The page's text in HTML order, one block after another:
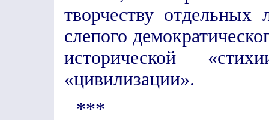
творчеству
слепого
исторической
«цивилизации».
***